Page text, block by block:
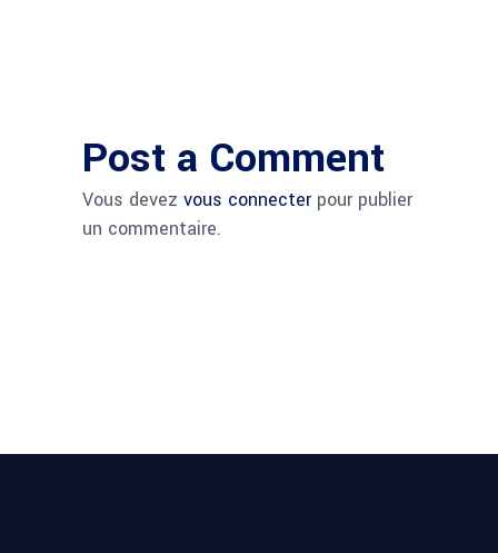
Post a Comment
Vous devez vous connecterpour publier
un commentaire.